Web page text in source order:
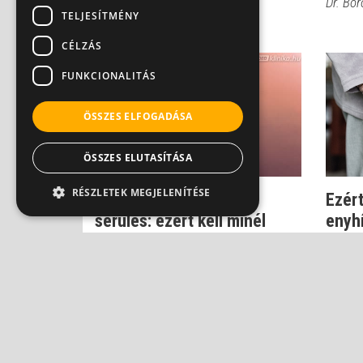
Reuma, mozgásszervi
sérülés: ezért kell minél
TELJESÍTMÉNY
CÉLZÁS
FUNKCIONALITÁS
ÖSSZES ELFOGADÁSA
ÖSSZES ELUTASÍTÁSA
RÉSZLETEK MEGJELENÍTÉSE